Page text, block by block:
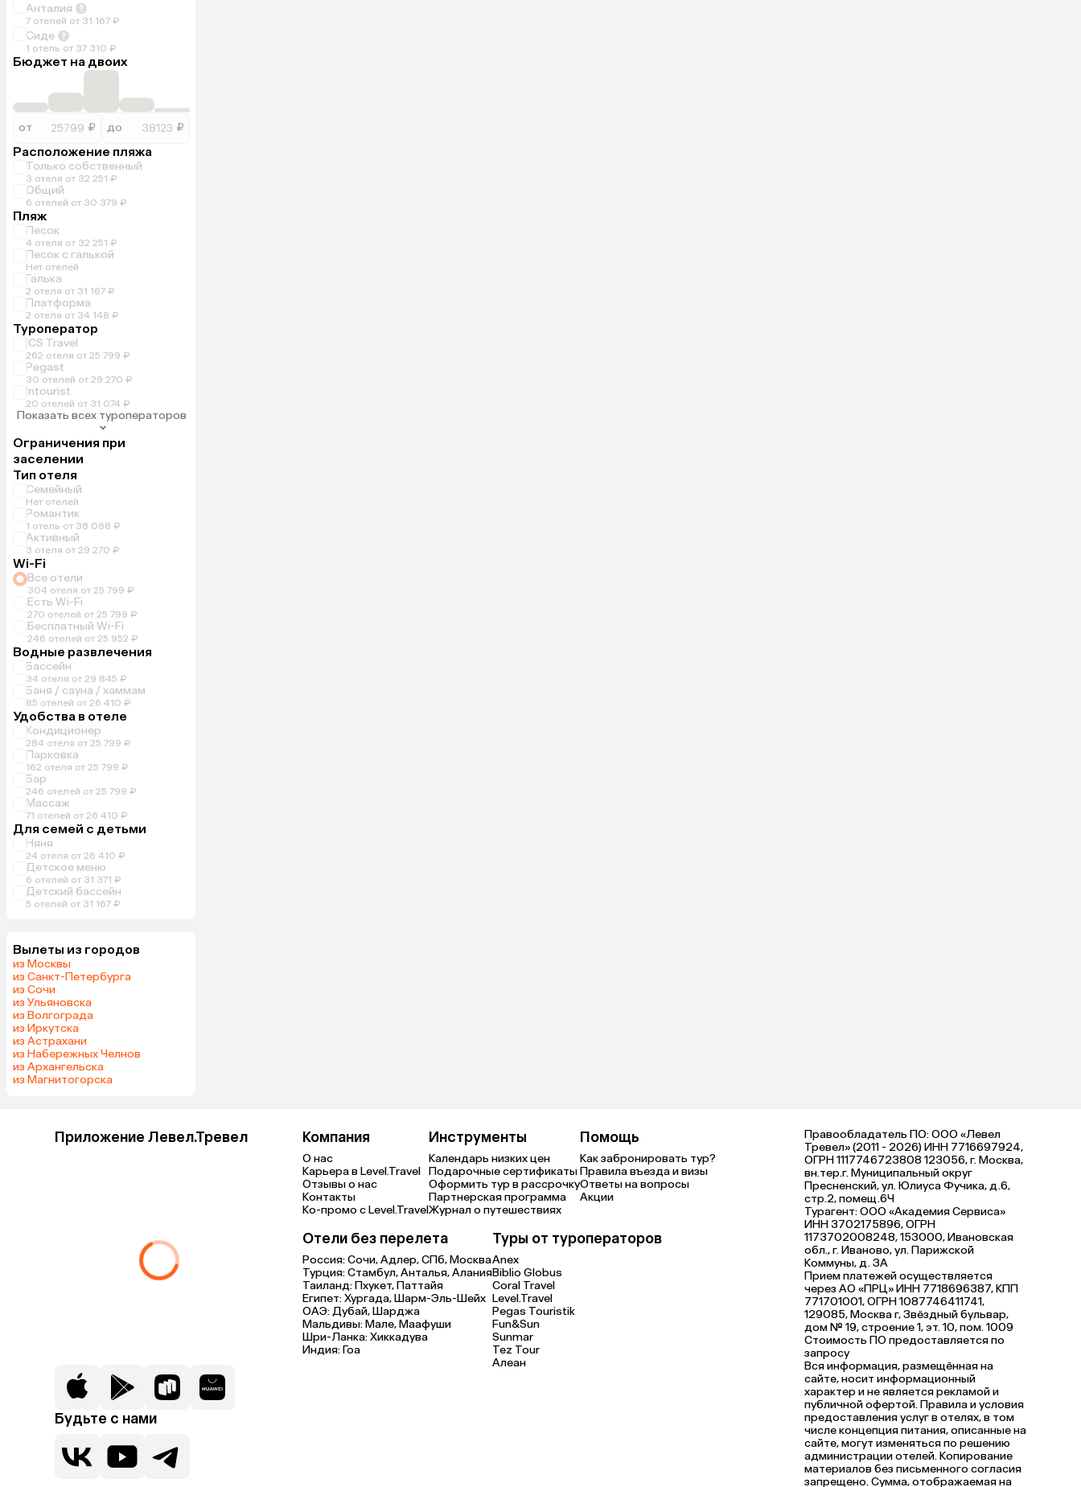
Анталия
7 отелей от 31 167 ₽
Сиде
1 отель от 37 310 ₽
Бюджет на двоих
от ₽ до ₽
Расположение пляжа
Только собственный
3 отеля от 32 251 ₽
Общий
6 отелей от 30 379 ₽
Пляж
Песок
4 отеля от 32 251 ₽
Песок с галькой
Нет отелей
Галька
2 отеля от 31 167 ₽
Платформа
2 отеля от 34 148 ₽
Туроператор
ICS Travel
262 отеля от 25 799 ₽
Pegast
30 отелей от 29 270 ₽
Intourist
20 отелей от 31 074 ₽
Показать всех туроператоров
Ограничения при
заселении
Тип отеля
Семейный
Нет отелей
Романтик
1 отель от 38 088 ₽
Активный
3 отеля от 29 270 ₽
Wi-Fi
Все отели
304 отеля от 25 799 ₽
Есть Wi-Fi
270 отелей от 25 799 ₽
Бесплатный Wi-Fi
246 отелей от 25 952 ₽
Водные развлечения
Бассейн
34 отеля от 29 845 ₽
Баня / сауна / хаммам
85 отелей от 26 410 ₽
Удобства в отеле
Кондиционер
284 отеля от 25 799 ₽
Парковка
162 отеля от 25 799 ₽
Бар
246 отелей от 25 799 ₽
Массаж
71 отелей от 26 410 ₽
Для семей с детьми
Няня
24 отеля от 26 410 ₽
Детское меню
6 отелей от 31 371 ₽
Детский бассейн
5 отелей от 31 167 ₽
Вылеты из городов
из Москвы
из Санкт-Петербурга
из Сочи
из Ульяновска
из Волгограда
из Иркутска
из Астрахани
из Набережных Челнов
из Архангельска
из Магнитогорска
Приложение Левел.Тревел
Будьте с нами
Компания
О нас
Карьера в Level.Travel
Отзывы о нас
Контакты
Ко-промо с Level.Travel
Инструменты
Календарь низких цен
Подарочные сертификаты
Оформить тур в рассрочку
Партнерская программа
Журнал о путешествиях
Помощь
Как забронировать тур?
Правила въезда и визы
Ответы на вопросы
Акции
Отели без перелета
Россия:Сочи,Адлер,СПб,Москва
Турция:Стамбул,Анталья,Алания
Таиланд:Пхукет,Паттайя
Египет:Хургада,Шарм-Эль-Шейх
ОАЭ:Дубай,Шарджа
Мальдивы:Мале,Маафуши
Шри-Ланка:Хиккадува
Индия:Гоа
Туры от туроператоров
Anex
Biblio Globus
Coral Travel
Level.Travel
Pegas Touristik
Fun&Sun
Sunmar
Tez Tour
Алеан
Правообладатель ПО: ООО «Левел
Тревел» (2011 - 2026) ИНН 7716697924,
ОГРН 1117746723808 123056, г. Москва,
вн.тер.г. Муниципальный округ
Пресненский, ул. Юлиуса Фучика, д.6,
стр.2, помещ.6Ч
Турагент: ООО «Академия Сервиса»
ИНН 3702175896, ОГРН
1173702008248, 153000, Ивановская
обл., г. Иваново, ул. Парижской
Коммуны, д. ЗА
Прием платежей осуществляется
через АО «ПРЦ» ИНН 7718696387, КПП
771701001, ОГРН 1087746411741,
129085, Москва г, Звёздный бульвар,
дом № 19, строение 1, эт. 10, пом. 1009
Стоимость ПО предоставляется по
запросу
Вся информация, размещённая на
сайте, носит информационный
характер и не является рекламой и
публичной офертой. Правила и условия
предоставления услуг в отелях, в том
числе концепция питания, описанные на
сайте, могут изменяться по решению
администрации отелей. Копирование
материалов без письменного согласия
запрещено. Сумма, отображаемая на